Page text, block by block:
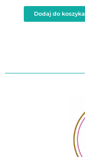
Dodaj do koszyka